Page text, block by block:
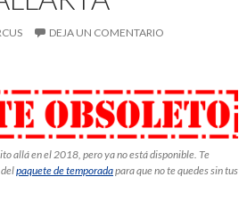
DEJA UN COMENTARIO
allá en el 2018, pero ya no está disponible. Te
paquete de temporadapara que no te quedes sin tus